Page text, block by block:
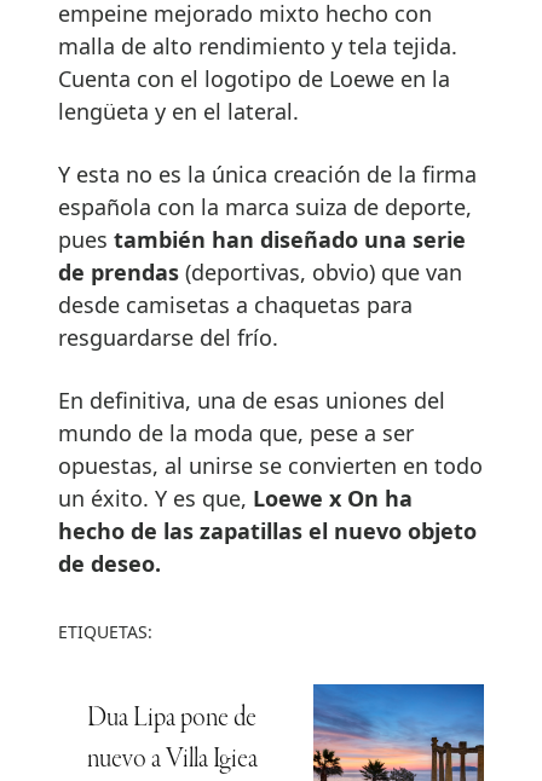
empeine mejorado mixto hecho con
malla de alto rendimiento y tela tejida.
Cuenta con el logotipo de Loewe en la
lengüeta y en el lateral.
Y esta no es la única creación de la firma
española con la marca suiza de deporte,
pues también han diseñado una serie
de prendas (deportivas, obvio) que van
desde camisetas a chaquetas para
resguardarse del frío.
En definitiva, una de esas uniones del
mundo de la moda que, pese a ser
opuestas, al unirse se convierten en todo
un éxito. Y es que, Loewe x On ha
hecho de las zapatillas el nuevo objeto
de deseo.
ETIQUETAS:
Dua Lipa pone de
nuevo a Villa Igiea